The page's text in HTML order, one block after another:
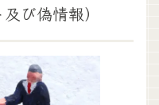
び偽情報）